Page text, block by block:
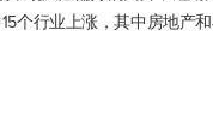
个行业上涨，其中房地产